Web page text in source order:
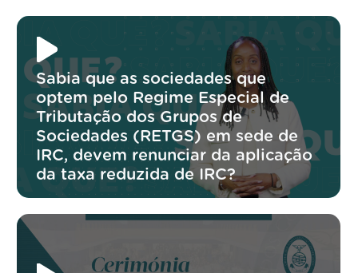
Sabia que as sociedades que
optem pelo Regime Especial de
Tributação dos Grupos de
Sociedades (RETGS) em sede de
IRC, devem renunciar da aplicação
da taxa reduzida de IRC?